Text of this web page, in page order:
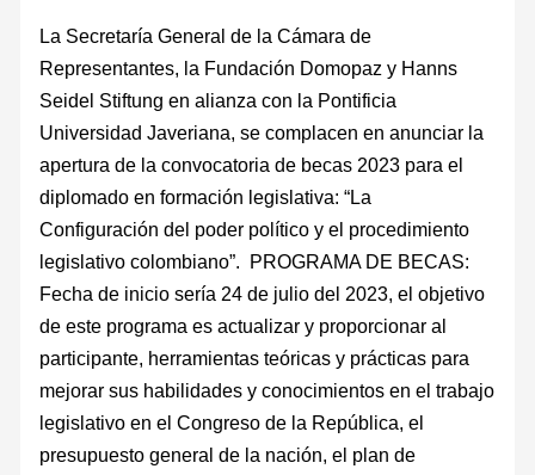
La Secretaría General de la Cámara de
Representantes, la Fundación Domopaz y Hanns
Seidel Stiftung en alianza con la Pontificia
Universidad Javeriana, se complacen en anunciar la
apertura de la convocatoria de becas 2023 para el
diplomado en formación legislativa: “La
Configuración del poder político y el procedimiento
legislativo colombiano”. PROGRAMA DE BECAS:
Fecha de inicio sería 24 de julio del 2023, el objetivo
de este programa es actualizar y proporcionar al
participante, herramientas teóricas y prácticas para
mejorar sus habilidades y conocimientos en el trabajo
legislativo en el Congreso de la República, el
presupuesto general de la nación, el plan de